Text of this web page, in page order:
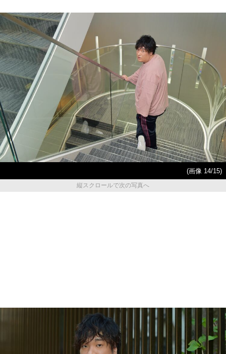
(画像 14/15)
縦スクロールで次の写真へ